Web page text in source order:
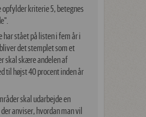
kriterie 5, betegnes
stået på listen i fem år i
det stemplet som et
skal skære andelen af
til højst 40 procent inden år
skal udarbejde en
anviser, hvordan man vil